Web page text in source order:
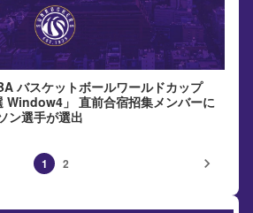
バスケットボールワールドカップ
Window4」 直前合宿招集メンバーに
ン選手が選出
1 2 keyboard_arrow_right